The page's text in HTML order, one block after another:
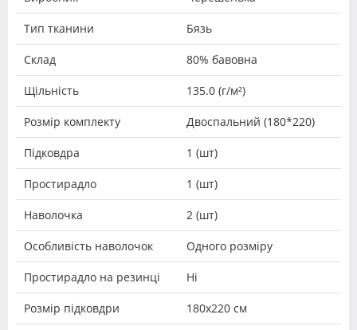
Тип тканини Бязь
Склад 80% бавовна
Щільність 135.0 (г/м²)
Розмір комплекту Двоспальний (180*220)
Підковдра 1 (шт)
Простирадло 1 (шт)
Наволочка 2 (шт)
Особливість наволочок Одного розміру
Простирадло на резинці Ні
Розмір підковдри 180х220 см